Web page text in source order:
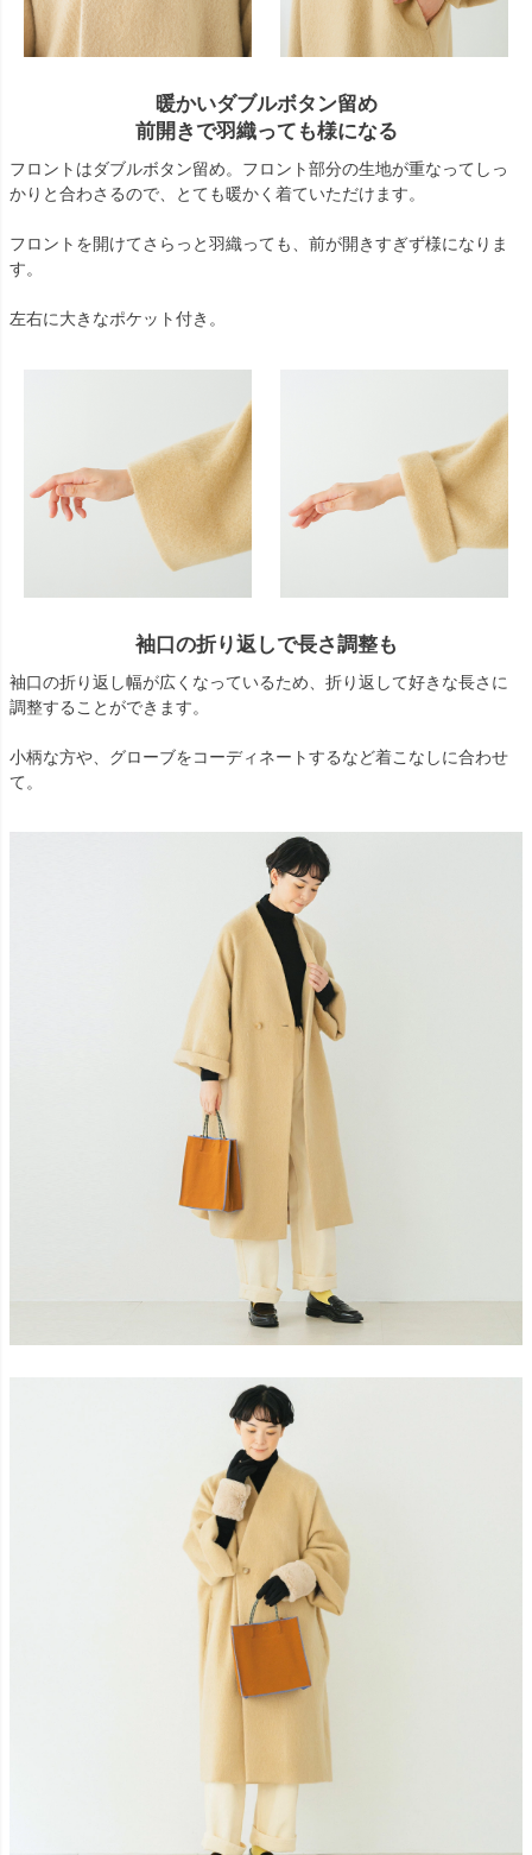
暖かいダブルボタン留め
前開きで羽織っても様になる
フロントはダブルボタン留め。フロント部分の生地が重なってしっ
かりと合わさるので、とても暖かく着ていただけます。
フロントを開けてさらっと羽織っても、前が開きすぎず様になりま
す。
左右に大きなポケット付き。
袖口の折り返しで長さ調整も
袖口の折り返し幅が広くなっているため、折り返して好きな長さに
調整することができます。
小柄な方や、グローブをコーディネートするなど着こなしに合わせ
て。